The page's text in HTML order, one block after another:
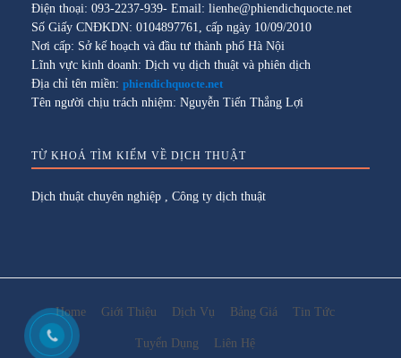
Điện thoại: 093-2237-939- Email: lienhe@phiendichquocte.net
Số Giấy CNĐKDN: 0104897761, cấp ngày 10/09/2010
Nơi cấp: Sở kế hoạch và đầu tư thành phố Hà Nội
Lĩnh vực kinh doanh: Dịch vụ dịch thuật và phiên dịch
Địa chỉ tên miền: phiendichquocte.net
Tên người chịu trách nhiệm: Nguyễn Tiến Thắng Lợi
TỪ KHOÁ TÌM KIẾM VỀ DỊCH THUẬT
Dịch thuật chuyên nghiệp Công ty dịch thuật
Home Giới Thiệu Dịch Vụ Bảng Giá Tin Tức
Tuyển Dụng Liên Hệ